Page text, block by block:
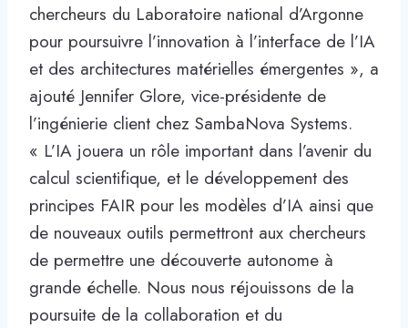
chercheurs du Laboratoire national d’Argonne
pour poursuivre l’innovation à l’interface de l’IA
et des architectures matérielles émergentes », a
ajouté Jennifer Glore, vice-présidente de
l’ingénierie client chez SambaNova Systems.
« L’IA jouera un rôle important dans l’avenir du
calcul scientifique, et le développement des
principes FAIR pour les modèles d’IA ainsi que
de nouveaux outils permettront aux chercheurs
de permettre une découverte autonome à
grande échelle. Nous nous réjouissons de la
poursuite de la collaboration et du